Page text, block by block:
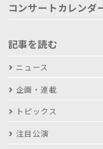
コンサートカレンダ
記事を読む
ニュース
企画・連載
トピックス
注目公演